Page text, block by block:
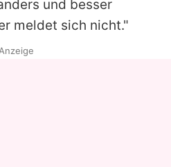
und besser
meldet sich nicht."
Anzeige